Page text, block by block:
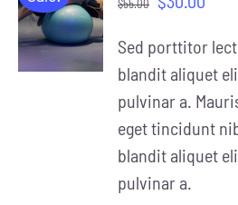
CART
DETAILS
$55.00
Sed porttitor
blandit aliquet
pulvinar a.
eget tincidunt
blandit aliquet
pulvinar a.